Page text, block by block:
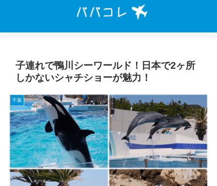
子連れで鴨川シーワールド！日本で2ヶ所
しかないシャチショーが魅力！
千葉